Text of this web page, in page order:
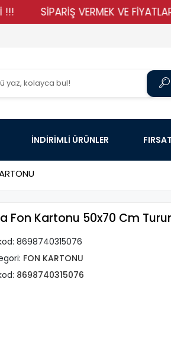
SİPARİŞ VERMEK VE
İNDİRİMLİ ÜRÜNLER
Fon Kartonu 50x70 Cm
8698740315076
FON KARTONU
8698740315076